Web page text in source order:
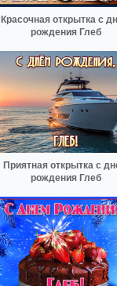
Красочная открытка с
рождения Глеб
Приятная открытка с
рождения Глеб